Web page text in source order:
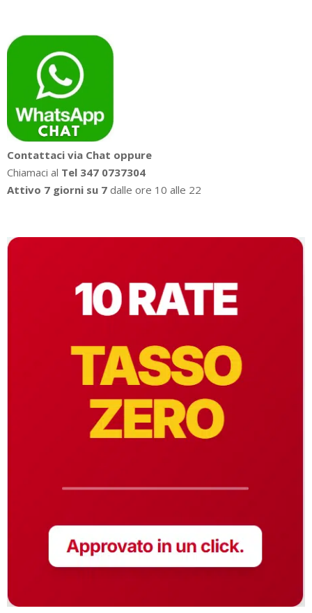
Contattaci via Chat oppure
Chiamaci al Tel 347 0737304
Attivo 7 giorni su 7 dalle ore 10 alle 22